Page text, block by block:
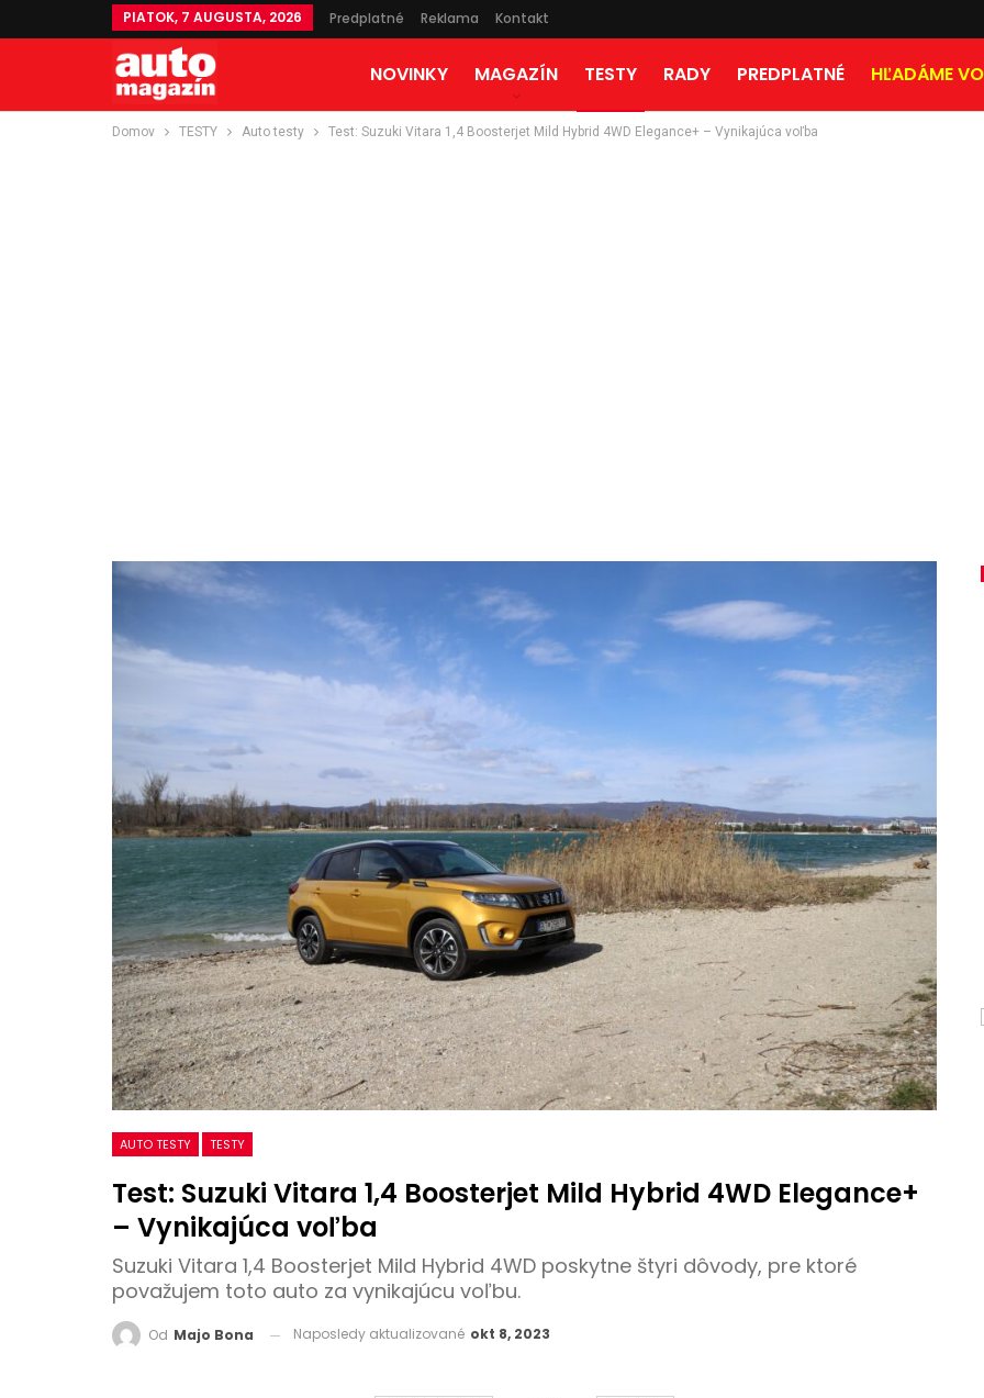
PIATOK, 7 AUGUSTA, 2026 Predplatné Reklama Kontakt
NOVINKY MAGAZÍN TESTY RADY PREDPLATNÉ HĽADÁME
Domov TESTY Auto testy Test: Suzuki Vitara 1,4 Boosterjet Mild Hybrid 4WD Elegance+ – Vynikajúca voľba
AUTO TESTY TESTY
Test: Suzuki Vitara 1,4 Boosterjet Mild Hybrid 4WD Elegance+
– Vynikajúca voľba
Suzuki Vitara 1,4 Boosterjet Mild Hybrid 4WD poskytne štyri dôvody, pre ktoré
považujem toto auto za vynikajúcu voľbu.
Od Majo Bona Naposledy aktualizované okt 8, 2023